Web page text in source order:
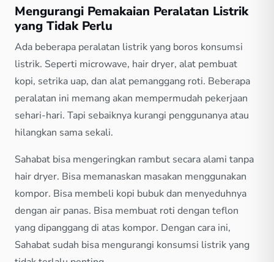
Mengurangi Pemakaian Peralatan Listrik
yang Tidak Perlu
Ada beberapa peralatan listrik yang boros konsumsi
listrik. Seperti microwave, hair dryer, alat pembuat
kopi, setrika uap, dan alat pemanggang roti. Beberapa
peralatan ini memang akan mempermudah pekerjaan
sehari-hari. Tapi sebaiknya kurangi penggunanya atau
hilangkan sama sekali.
Sahabat bisa mengeringkan rambut secara alami tanpa
hair dryer. Bisa memanaskan masakan menggunakan
kompor. Bisa membeli kopi bubuk dan menyeduhnya
dengan air panas. Bisa membuat roti dengan teflon
yang dipanggang di atas kompor. Dengan cara ini,
Sahabat sudah bisa mengurangi konsumsi listrik yang